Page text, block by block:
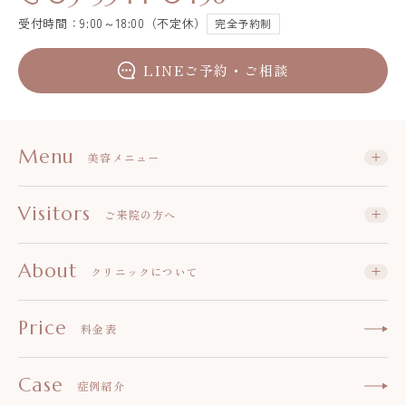
受付時間：9:00～18:00（不定休） 完全予約制
LINEご予約・ご相談
Menu 美容メニュー
Visitors ご来院の方へ
About クリニックについて
Price 料金表
Case 症例紹介